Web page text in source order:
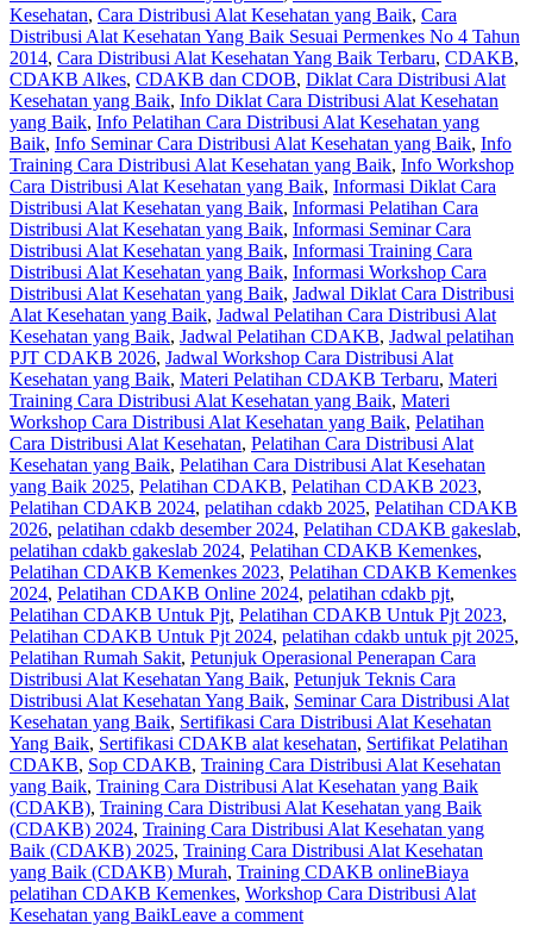
Kesehatan, Cara Distribusi Alat Kesehatan yang Baik, Cara
Distribusi Alat Kesehatan Yang Baik Sesuai Permenkes No 4 Tahun
2014, Cara Distribusi Alat Kesehatan Yang Baik Terbaru, CDAKB,
CDAKB Alkes, CDAKB dan CDOB, Diklat Cara Distribusi Alat
Kesehatan yang Baik, Info Diklat Cara Distribusi Alat Kesehatan
yang Baik, Info Pelatihan Cara Distribusi Alat Kesehatan yang
Baik, Info Seminar Cara Distribusi Alat Kesehatan yang Baik, Info
Training Cara Distribusi Alat Kesehatan yang Baik, Info Workshop
Cara Distribusi Alat Kesehatan yang Baik, Informasi Diklat Cara
Distribusi Alat Kesehatan yang Baik, Informasi Pelatihan Cara
Distribusi Alat Kesehatan yang Baik, Informasi Seminar Cara
Distribusi Alat Kesehatan yang Baik, Informasi Training Cara
Distribusi Alat Kesehatan yang Baik, Informasi Workshop Cara
Distribusi Alat Kesehatan yang Baik, Jadwal Diklat Cara Distribusi
Alat Kesehatan yang Baik, Jadwal Pelatihan Cara Distribusi Alat
Kesehatan yang Baik, Jadwal Pelatihan CDAKB, Jadwal pelatihan
PJT CDAKB 2026, Jadwal Workshop Cara Distribusi Alat
Kesehatan yang Baik, Materi Pelatihan CDAKB Terbaru, Materi
Training Cara Distribusi Alat Kesehatan yang Baik, Materi
Workshop Cara Distribusi Alat Kesehatan yang Baik, Pelatihan
Cara Distribusi Alat Kesehatan, Pelatihan Cara Distribusi Alat
Kesehatan yang Baik, Pelatihan Cara Distribusi Alat Kesehatan
yang Baik 2025, Pelatihan CDAKB, Pelatihan CDAKB 2023,
Pelatihan CDAKB 2024, pelatihan cdakb 2025, Pelatihan CDAKB
2026, pelatihan cdakb desember 2024, Pelatihan CDAKB gakeslab,
pelatihan cdakb gakeslab 2024, Pelatihan CDAKB Kemenkes,
Pelatihan CDAKB Kemenkes 2023, Pelatihan CDAKB Kemenkes
2024, Pelatihan CDAKB Online 2024, pelatihan cdakb pjt,
Pelatihan CDAKB Untuk Pjt, Pelatihan CDAKB Untuk Pjt 2023,
Pelatihan CDAKB Untuk Pjt 2024, pelatihan cdakb untuk pjt 2025,
Pelatihan Rumah Sakit, Petunjuk Operasional Penerapan Cara
Distribusi Alat Kesehatan Yang Baik, Petunjuk Teknis Cara
Distribusi Alat Kesehatan Yang Baik, Seminar Cara Distribusi Alat
Kesehatan yang Baik, Sertifikasi Cara Distribusi Alat Kesehatan
Yang Baik, Sertifikasi CDAKB alat kesehatan, Sertifikat Pelatihan
CDAKB, Sop CDAKB, Training Cara Distribusi Alat Kesehatan
yang Baik, Training Cara Distribusi Alat Kesehatan yang Baik
(CDAKB), Training Cara Distribusi Alat Kesehatan yang Baik
(CDAKB) 2024, Training Cara Distribusi Alat Kesehatan yang
Baik (CDAKB) 2025, Training Cara Distribusi Alat Kesehatan
yang Baik (CDAKB) Murah, Training CDAKB onlineBiaya
pelatihan CDAKB Kemenkes, Workshop Cara Distribusi Alat
Kesehatan yang BaikLeave a comment